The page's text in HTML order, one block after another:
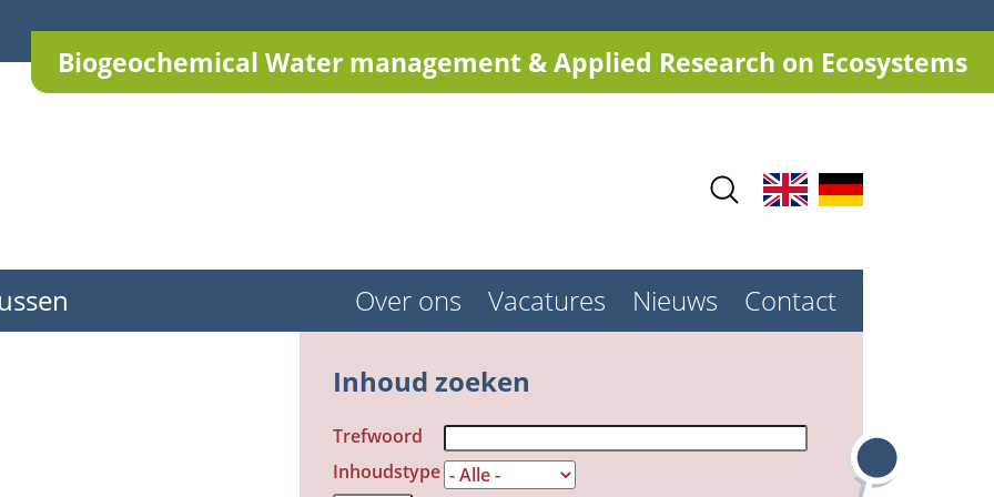
Biogeochemical Water management & Applied Research on Ecosystems
Contact
Nieuws
Vacatures
Over ons
Inhoud zoeken
Trefwoord
Inhoudstype